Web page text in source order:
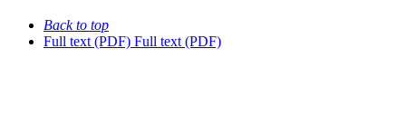
Back to top
Full text (PDF) Full text (PDF)